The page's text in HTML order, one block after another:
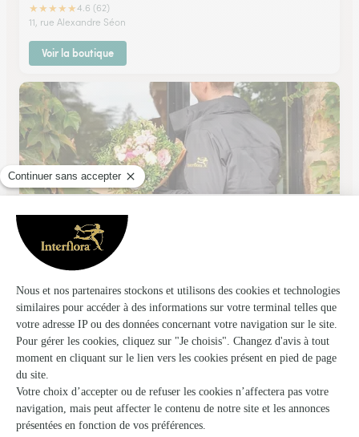
★★★★★4.6 (62)
11, rue Alexandre Séon
Voir la boutique
Nataly Fleurs
Grezieu la Varenne
★★★
4.7 (139)
Voir la boutique